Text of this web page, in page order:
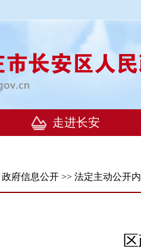
政府信息公开 >> 法定主动公开